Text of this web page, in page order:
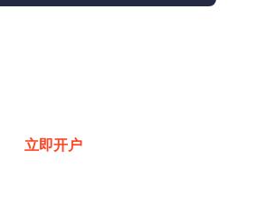
立即开户